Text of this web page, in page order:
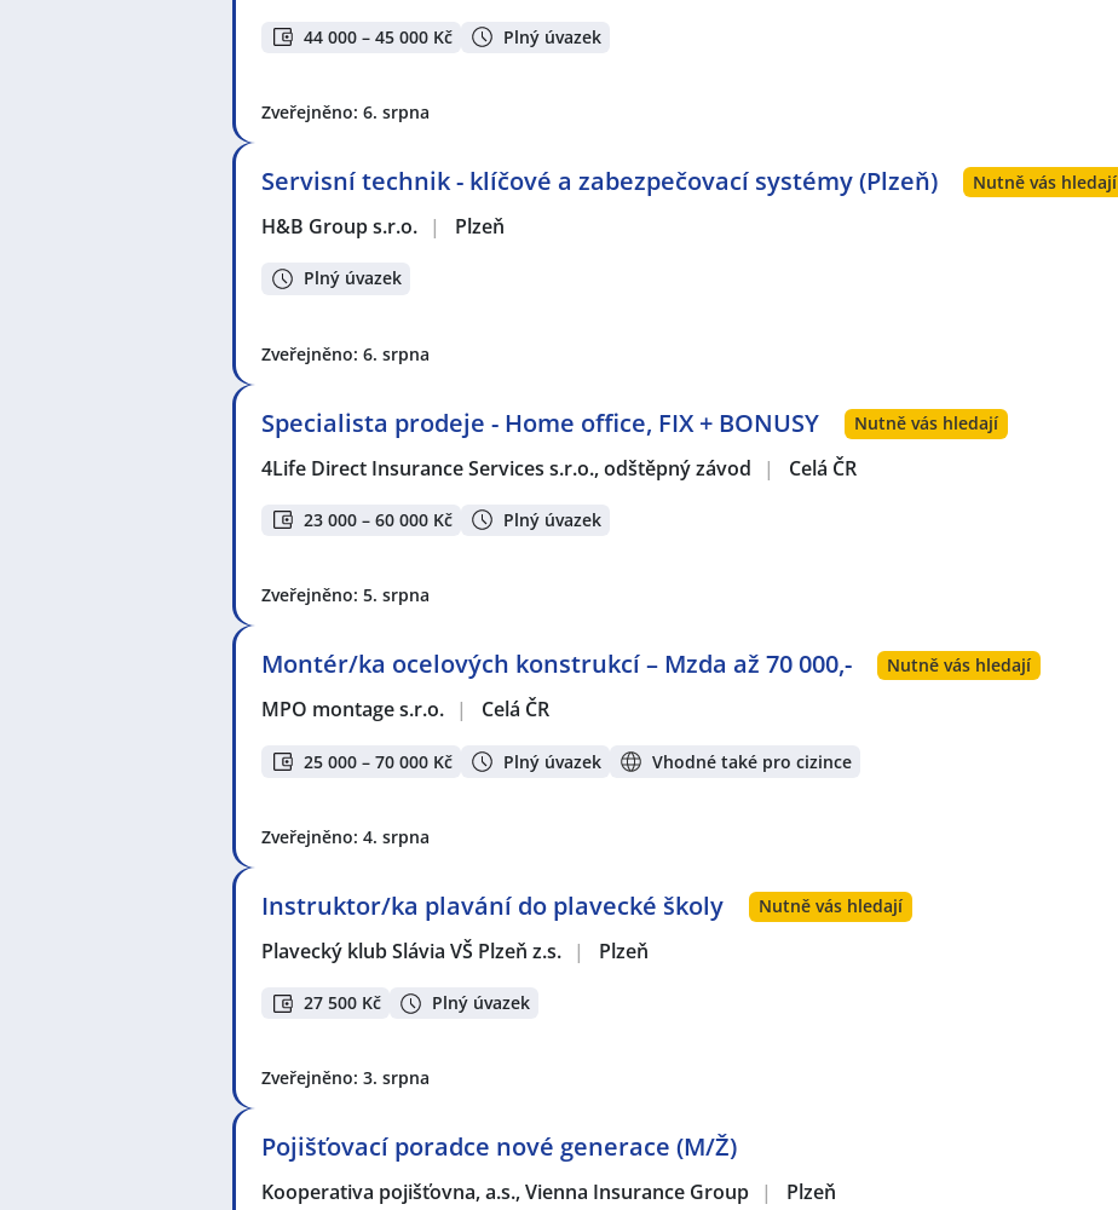
44 000 – 45 000 Kč Plný úvazek
Zveřejněno: 6. srpna
Servisní technik - klíčové a zabezpečovací systémy (Plzeň) Nutně vás hledají
H&B Group s.r.o. | Plzeň
Plný úvazek
Zveřejněno: 6. srpna
Specialista prodeje - Home office, FIX + BONUSY Nutně vás hledají
4Life Direct Insurance Services s.r.o., odštěpný závod | Celá ČR
23 000 – 60 000 Kč Plný úvazek
Zveřejněno: 5. srpna
Montér/ka ocelových konstrukcí – Mzda až 70 000,- Nutně vás hledají
MPO montage s.r.o. | Celá ČR
25 000 – 70 000 Kč Plný úvazek Vhodné také pro cizince
Zveřejněno: 4. srpna
Instruktor/ka plavání do plavecké školy Nutně vás hledají
Plavecký klub Slávia VŠ Plzeň z.s. | Plzeň
27 500 Kč Plný úvazek
Zveřejněno: 3. srpna
Pojišťovací poradce nové generace (M/Ž)
Kooperativa pojišťovna, a.s., Vienna Insurance Group | Plzeň